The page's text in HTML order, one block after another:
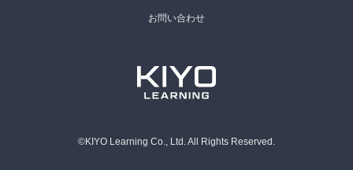
お問い合わせ
©KIYO Learning Co., Ltd. All Rights Reserved.